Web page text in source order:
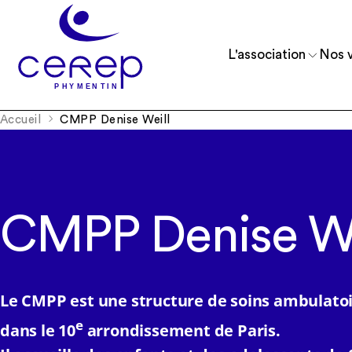
L'association Nos
Accueil CMPP Denise Weill
CMPP Denise
Le CMPP est une structure de soins
dans le 10earrondissement de Paris.